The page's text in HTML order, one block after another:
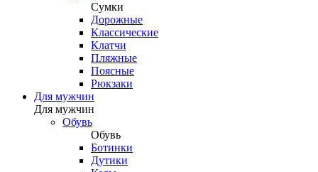
Сумки
Дорожные
Классические
Клатчи
Пляжные
Поясные
Рюкзаки
Для мужчин
Для мужчин
Обувь
Обувь
Ботинки
Дутики